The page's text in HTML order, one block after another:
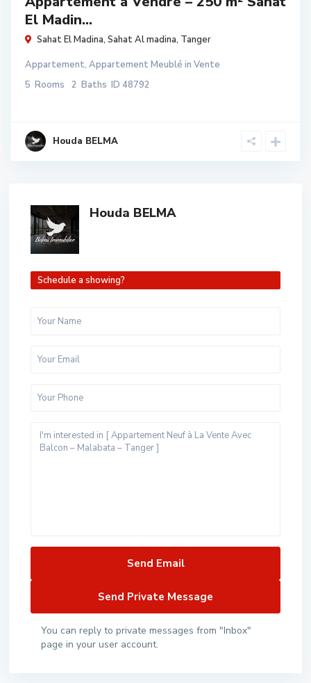
El Madin...
Sahat El Madina, Sahat Al madina, Tanger
Appartement, Appartement Meublé in Vente
5 Rooms 2 Baths ID 48792
Houda BELMA
Houda BELMA
Schedule a showing?
You can reply to private messages from "Inbox"
page in your user account.